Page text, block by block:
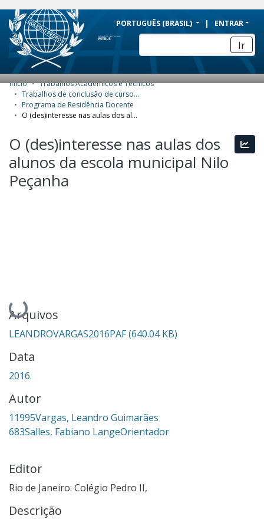
BRAZIL
Simplifique!
Comunica BR
Participe
Acesso à informação
Legislação
PORTUGUÊS (BRASIL) ENTRAR
Ir
COMUNIDADES E COLEÇÕES
NAVEGAR
ESTATÍSTICAS
SOBRE
Início
Trabalhos Acadêmicos e Técnicos
Trabalhos de conclusão de curso de Especialização
Programa de Residência Docente
O (des)interesse nas aulas dos alunos da escola municipal Nilo Peçanha
O (des)interesse nas aulas dos
alunos da escola municipal Nilo
Peçanha
Carregando...
Arquivos
LEANDROVARGAS2016PAF(640.04 KB)
Data
2016.
Autor
11995Vargas, Leandro Guimarães
683Salles, Fabiano LangeOrientador
Editor
Rio de Janeiro: Colégio Pedro II,
Descrição